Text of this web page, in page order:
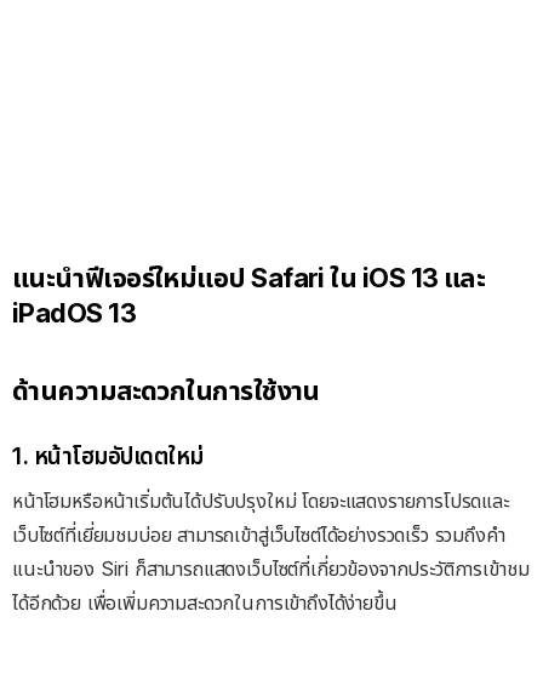
แนะนำฟีเจอร์ใหม่แอป Safari ใน iOS 13 และ
iPadOS 13
ด้านความสะดวกในการใช้งาน
1. หน้าโฮมอัปเดตใหม่
หน้าโฮมหรือหน้าเริ่มต้นได้ปรับปรุงใหม่ โดยจะแสดงรายการโปรดและ
เว็บไซต์ที่เยี่ยมชมบ่อย สามารถเข้าสู่เว็บไซต์ได้อย่างรวดเร็ว รวมถึงคำ
แนะนำของ Siri ก็สามารถแสดงเว็บไซต์ที่เกี่ยวข้องจากประวัติการเข้าชม
ได้อีกด้วย เพื่อเพิ่มความสะดวกในการเข้าถึงได้ง่ายขึ้น